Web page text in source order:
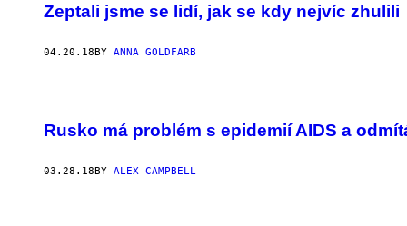
Zeptali jsme se lidí, jak se kdy nejvíc zhulili
04.20.18BY ANNA GOLDFARB
Rusko má problém s epidemií AIDS a
03.28.18 BY ALEX CAMPBELL